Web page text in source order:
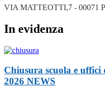
VIA MATTEOTTI,7 - 00071
In evidenza
Chiusura scuola e uffici
2026 NEWS